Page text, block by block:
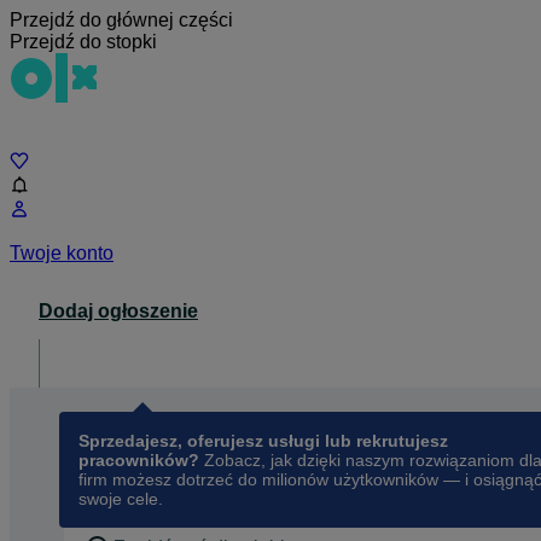
Przejdź do głównej części
Przejdź do stopki
Twoje konto
Dodaj ogłoszenie
Sprzedajesz, oferujesz usługi lub rekrutujesz
pracowników? Zobacz, jak dzięki naszym rozwiązaniom dla
firm możesz dotrzeć do milionów użytkowników — i osiągnąć
swoje cele.